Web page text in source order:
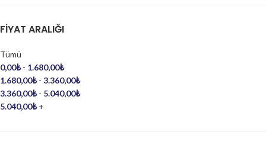
FIYAT ARALIĞI
Tümü
0,00₺- 1.680,00₺
1.680,00₺- 3.360,00₺
3.360,00₺- 5.040,00₺
5.040,00₺+